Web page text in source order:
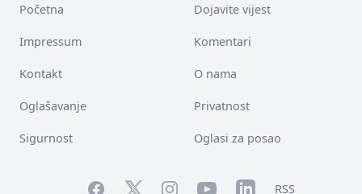
Početna Dojavite vijest
Impressum Komentari
Kontakt O nama
Oglašavanje Privatnost
Sigurnost Oglasi za posao
FacebookTwitterInstagramYouTubeLinkedInRSS